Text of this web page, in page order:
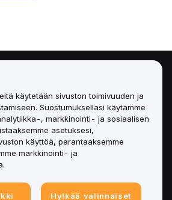
käytetään sivuston toimivuuden ja
Suostumuksellasi käytämme
, markkinointi- ja sosiaalisen
asetuksesi,
käyttöä, parantaaksemme
markkinointi- ja
Hylkää valinnaiset